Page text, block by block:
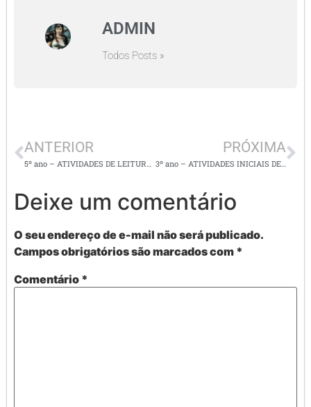
ADMIN
Todos Posts »
ANTERIOR
5º ano – ATIVIDADES DE LEITURA E INTERPRETAÇÃO:
PRÓXIMA
3º ano – ATIVIDADES INICIAIS DE MATEMÁTICA E CIÊNCIAS
Deixe um comentário
O seu endereço de e-mail não será publicado.
Campos obrigatórios são marcados com *
Comentário *